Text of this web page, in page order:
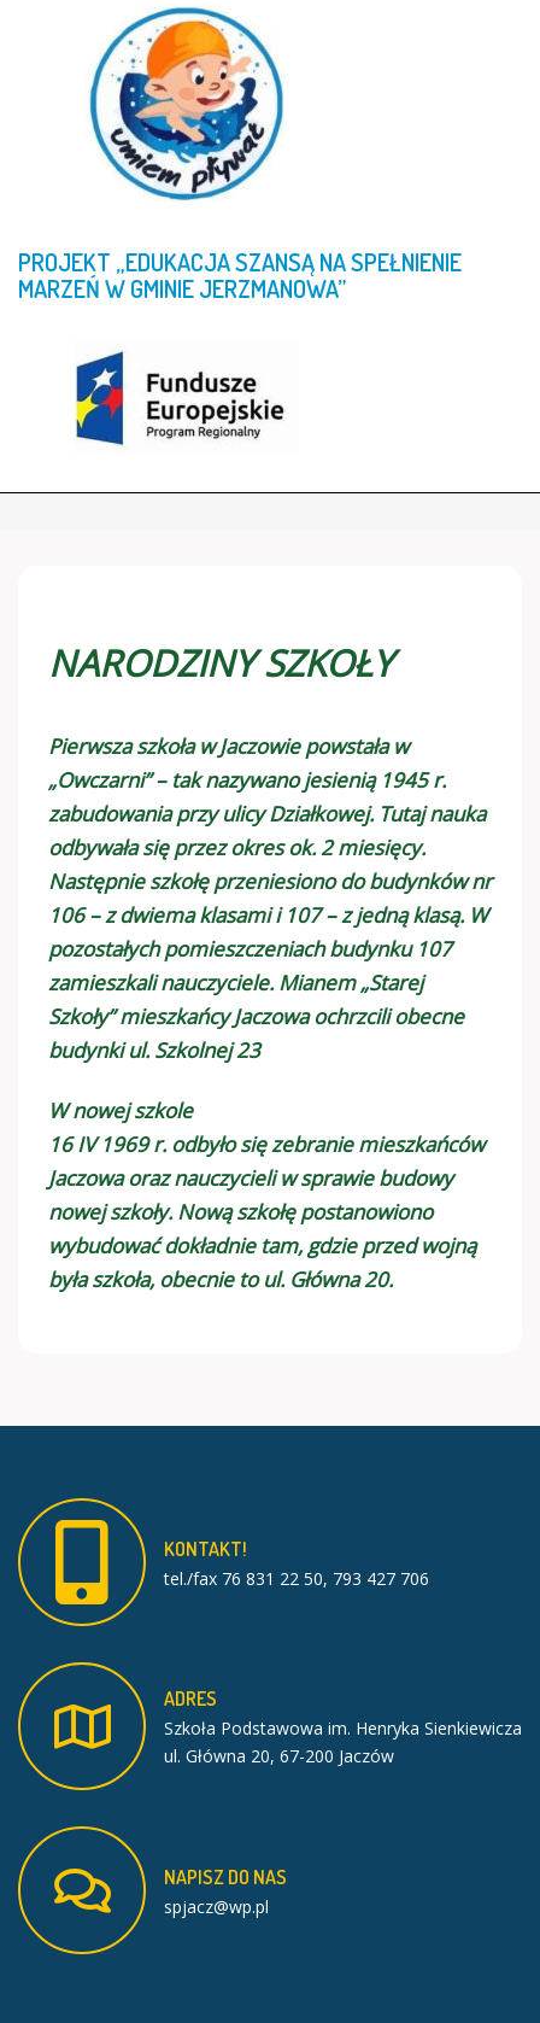
PROJEKT „EDUKACJASZANSĄNASPEŁNIENIE
MARZEŃWGMINIEJERZMANOWA”
NARODZINY SZKOŁY
Pierwsza szkoła w Jaczowie powstała w
„Owczarni” – tak nazywano jesienią 1945 r.
zabudowania przy ulicy Działkowej. Tutaj nauka
odbywała się przez okres ok. 2 miesięcy.
Następnie szkołę przeniesiono do budynków nr
106 – z dwiema klasami i 107 – z jedną klasą. W
pozostałych pomieszczeniach budynku 107
zamieszkali nauczyciele. Mianem „Starej
Szkoły” mieszkańcy Jaczowa ochrzcili obecne
budynki ul. Szkolnej 23
W nowej szkole
16 IV 1969 r. odbyło się zebranie mieszkańców
Jaczowa oraz nauczycieli w sprawie budowy
nowej szkoły. Nową szkołę postanowiono
wybudować dokładnie tam, gdzie przed wojną
była szkoła, obecnie to ul. Główna 20.
KONTAKT!
tel./fax 76 831 22 50, 793 427 706
ADRES
Szkoła Podstawowa im. Henryka Sienkiewicza
ul. Główna 20, 67-200 Jaczów
NAPISZDO NAS
spjacz@wp.pl